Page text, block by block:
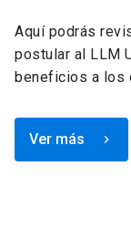
Aquí podrás
postular al LLM
beneficios a los
Ver más keyboard_arrow_right